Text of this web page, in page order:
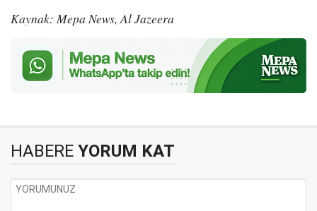
Kaynak: Mepa News, Al Jazeera
HABERE YORUM KAT